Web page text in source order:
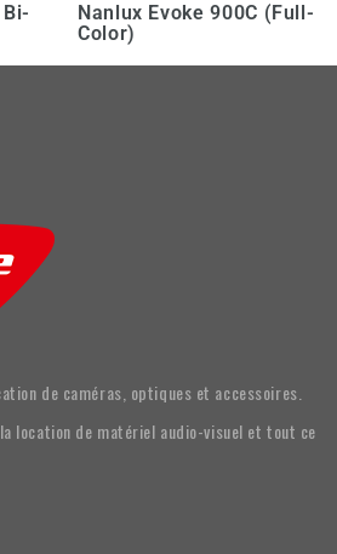
Nanlux Evoke 900C (Full-
Color)
de caméras, optiques et accessoires.
location de matériel audio-visuel et tout ce